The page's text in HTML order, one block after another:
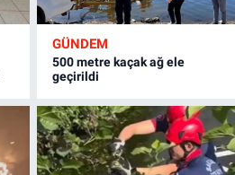
GÜNDEM
500 metre kaçak ağ ele
geçirildi